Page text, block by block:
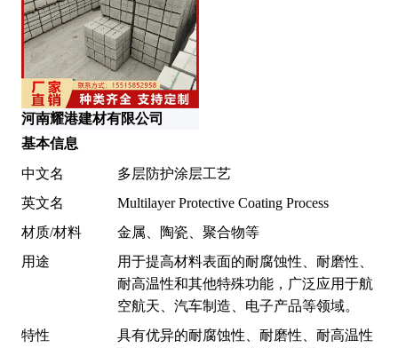
河南耀港建材有限公司
基本信息
中文名
多层防护涂层工艺
英文名
Multilayer Protective Coating Process
材质/材料
金属、陶瓷、聚合物等
用途
用于提高材料表面的耐腐蚀性、耐磨性、
耐高温性和其他特殊功能，广泛应用于航
空航天、汽车制造、电子产品等领域。
特性
具有优异的耐腐蚀性、耐磨性、耐高温性